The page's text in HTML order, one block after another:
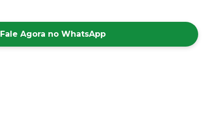
Fale Agora no WhatsApp